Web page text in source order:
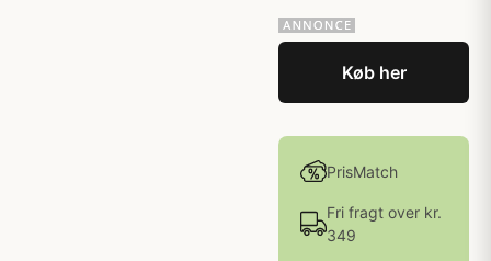
Køb her
PrisMatch
Fri fragt over kr.
349